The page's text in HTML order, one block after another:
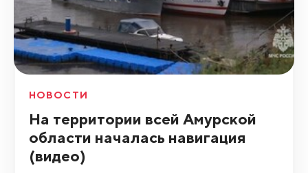
НОВОСТИ
На территории всей Амурской
области началась навигация
(видео)